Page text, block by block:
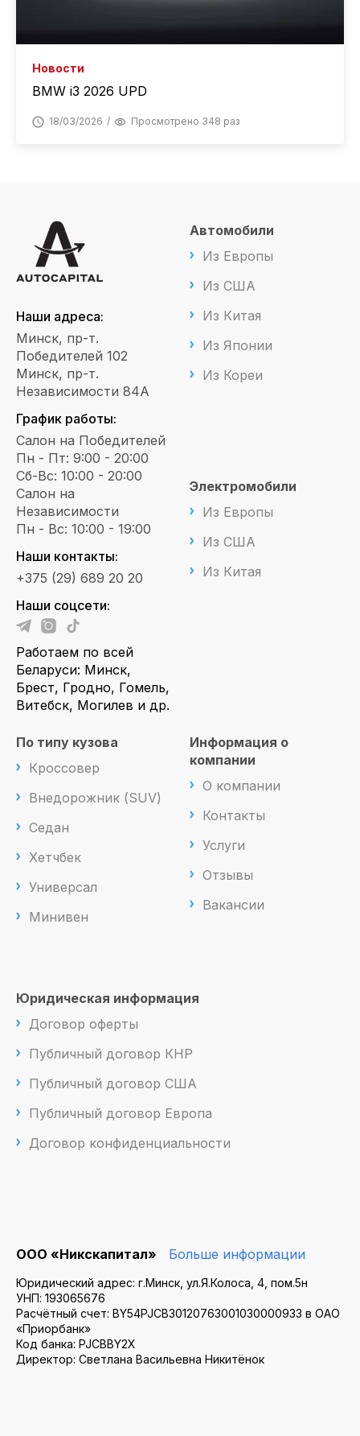
Новости
BMW i3 2026 UPD
18/03/2026 Просмотрено 348 раз
Наши адреса:
Минск, пр-т.
Победителей 102
Минск, пр-т.
Независимости 84А
График работы:
Салон на Победителей
Пн - Пт: 9:00 - 20:00
Сб-Вс: 10:00 - 20:00
Салон на
Независимости
Пн - Вс: 10:00 - 19:00
Наши контакты:
+375 (29) 689 20 20
Наши соцсети:
Работаем по всей
Беларуси: Минск,
Брест, Гродно, Гомель,
Витебск, Могилев и др.
Автомобили
Из Европы
Из США
Из Китая
Из Японии
Из Кореи
Электромобили
Из Европы
Из США
Из Китая
По типу кузова
Кроссовер
Внедорожник (SUV)
Седан
Хетчбек
Универсал
Минивен
Информация о
компании
О компании
Контакты
Услуги
Отзывы
Вакансии
Юридическая информация
Договор оферты
Публичный договор КНР
Публичный договор США
Публичный договор Европа
Договор конфиденциальности
ООО «Никскапитал» Больше информации
Юридический адрес: г.Минск, ул.Я.Колоса, 4, пом.5н
УНП: 193065676
Расчётный счет: BY54PJCB30120763001030000933 в ОАО
«Приорбанк»
Код банка: PJCBBY2X
Директор: Светлана Васильевна Никитёнок